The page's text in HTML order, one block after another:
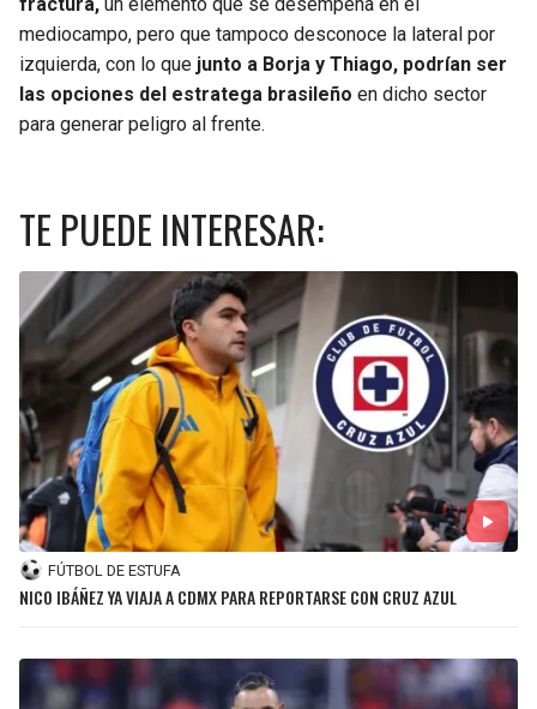
fractura, un elemento que se desempeña en el
mediocampo, pero que tampoco desconoce la lateral por
izquierda, con lo que junto a Borja y Thiago, podrían ser
las opciones del estratega brasileño en dicho sector
para generar peligro al frente.
TE PUEDE INTERESAR:
FÚTBOL DE ESTUFA
NICO IBÁÑEZ YA VIAJA A CDMX PARA REPORTARSE CON CRUZ AZUL